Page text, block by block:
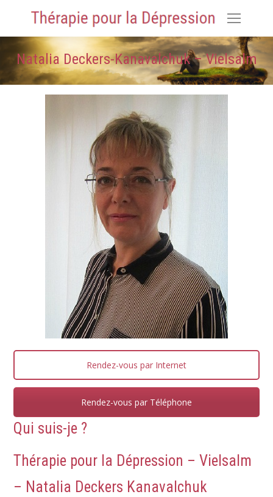
Natalia Deckers-Kanavalchuk – Vielsalm
Qui suis-je ?
Thérapie pour la Dépression – Vielsalm
– Natalia Deckers Kanavalchuk
Rendez-vous par Internet
Rendez-vous par Téléphone